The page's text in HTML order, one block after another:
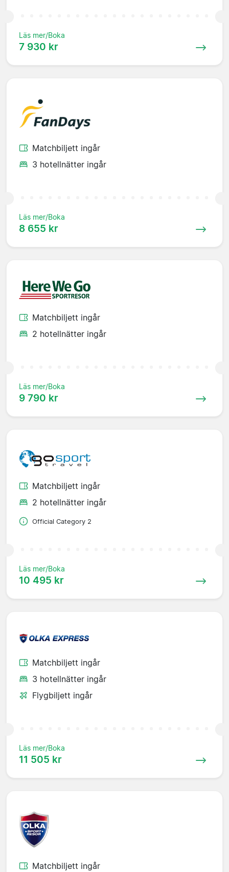
Läs mer/Boka
7 930 kr
Matchbiljett ingår
3 hotellnätter ingår
Läs mer/Boka
8 655 kr
Matchbiljett ingår
2 hotellnätter ingår
Läs mer/Boka
9 790 kr
Matchbiljett ingår
2 hotellnätter ingår
Official Category 2
Läs mer/Boka
10 495 kr
Matchbiljett ingår
3 hotellnätter ingår
Flygbiljett ingår
Läs mer/Boka
11 505 kr
Matchbiljett ingår